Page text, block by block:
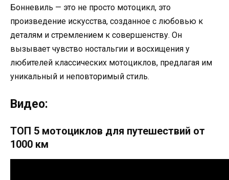
Бонневиль — это не просто мотоцикл, это
произведение искусства, созданное с любовью к
деталям и стремлением к совершенству. Он
вызывает чувство ностальгии и восхищения у
любителей классических мотоциклов, предлагая им
уникальный и неповторимый стиль.
Видео:
ТОП 5 мотоциклов для путешествий от
1000 км